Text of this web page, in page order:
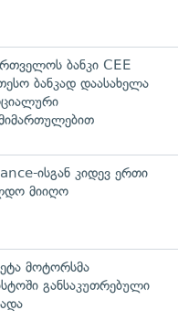
ბანკი CEE
ბანკად დაასახელა
ისგან კიდევ ერთი
მიიღო
მოტორსმა
განსაკუთრებული